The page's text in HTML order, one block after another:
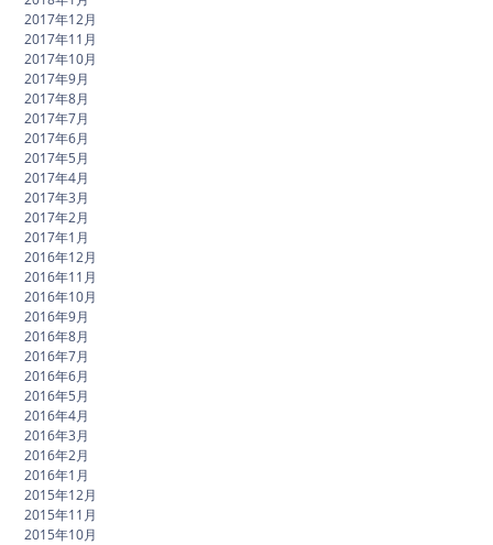
2017年12月
2017年11月
2017年10月
2017年9月
2017年8月
2017年7月
2017年6月
2017年5月
2017年4月
2017年3月
2017年2月
2017年1月
2016年12月
2016年11月
2016年10月
2016年9月
2016年8月
2016年7月
2016年6月
2016年5月
2016年4月
2016年3月
2016年2月
2016年1月
2015年12月
2015年11月
2015年10月